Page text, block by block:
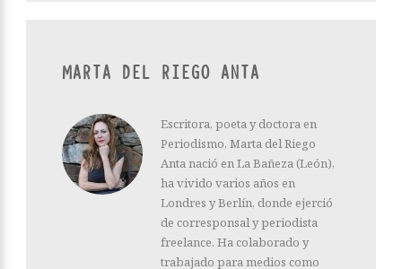
MARTA DEL RIEGO ANTA
Escritora, poeta y doctora en
Periodismo, Marta del Riego
Anta nació en La Bañeza (León),
ha vivido varios años en
Londres y Berlín, donde ejerció
de corresponsal y periodista
freelance. Ha colaborado y
trabajado para medios como